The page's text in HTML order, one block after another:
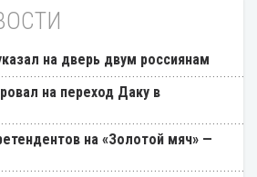
на дверь двум россиянам
на переход Даку в
на «Золотой мяч» —